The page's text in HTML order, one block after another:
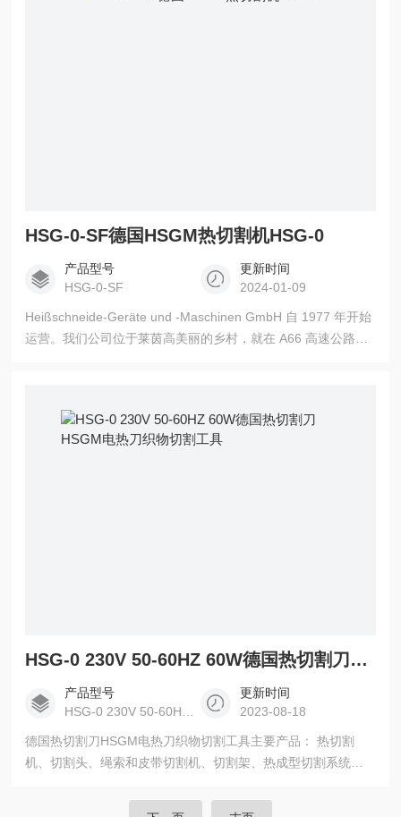
HSG-0-SF德国HSGM热切割机HSG-0
产品型号
HSG-0-SF
更新时间
2024-01-09
Heißschneide-Geräte und -Maschinen GmbH 自 1977 年开始
运营。我们公司位于莱茵高美丽的乡村，就在 A66 高速公路
HSG-0 230V 50-60HZ 60W德国热切割刀HSGM电热刀织物切割工具
产品型号
更新时间
2023-08-18
德国热切割刀HSGM电热刀织物切割工具主要产品： 热切割
机、切割头、绳索和皮带切割机、切割架、热成型切割系统、